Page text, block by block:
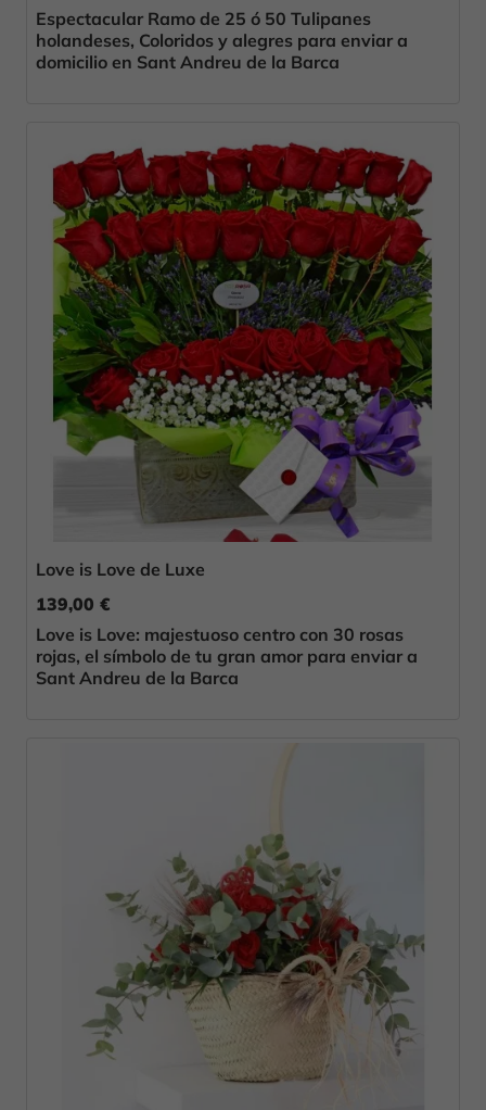
Espectacular Ramo de 25 ó 50 Tulipanes
holandeses, Coloridos y alegres para enviar a
domicilio en Sant Andreu de la Barca
Love is Love de Luxe
139,00 €
Love is Love: majestuoso centro con 30 rosas
rojas, el símbolo de tu gran amor para enviar a
Sant Andreu de la Barca